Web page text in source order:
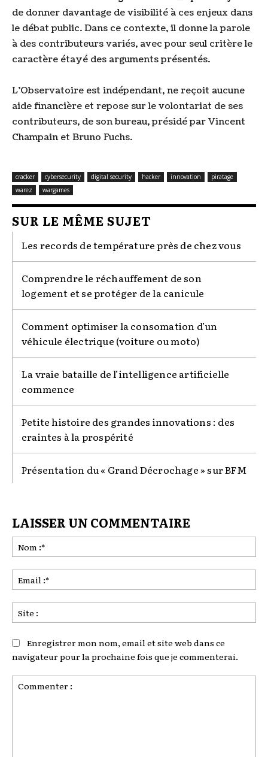
de donner davantage de visibilité à ces enjeux dans
le débat public. Dans ce contexte, il donne la parole
à des contributeurs variés, avec pour seul critère le
caractère étayé des arguments présentés.
L'Observatoire est indépendant, ne reçoit aucune
aide financière et repose sur le volontariat de ses
contributeurs, de son bureau, présidé par Vincent
Champain et Bruno Fuchs.
cracker cybersecurity digital security hacker innovation
piratage
warez
wargames
SUR LE MÊME SUJET
Les records de température près de chez vous
Comprendre le réchauffement de son
logement et se protéger de la canicule
Comment optimiser la consomation d’un
véhicule électrique (voiture ou moto)
La vraie bataille de l’intelligence artificielle
commence
Petite histoire des grandes innovations : des
craintes à la prospérité
Présentation du « Grand Décrochage » sur BFM
LAISSER UN COMMENTAIRE
:*
:*
:
Enregistrer mon nom, email et site web dans ce
navigateur pour la prochaine fois que je commenterai.